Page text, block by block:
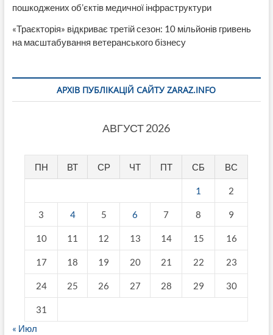
пошкоджених об’єктів медичної інфраструктури
«Траєкторія» відкриває третій сезон: 10 мільйонів гривень
на масштабування ветеранського бізнесу
АРХІВ ПУБЛІКАЦІЙ САЙТУ ZARAZ.INFO
АВГУСТ 2026
ПН ВТ СР ЧТ ПТ СБ ВС
1 2
3 4 5 6 7 8 9
10 11 12 13 14 15 16
17 18 19 20 21 22 23
24 25 26 27 28 29 30
31
« Июл